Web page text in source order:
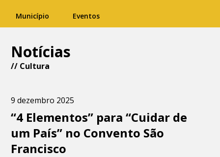
Município Eventos
Notícias
// Cultura
9 dezembro 2025
“4 Elementos” para “Cuidar de
um País” no Convento São
Francisco